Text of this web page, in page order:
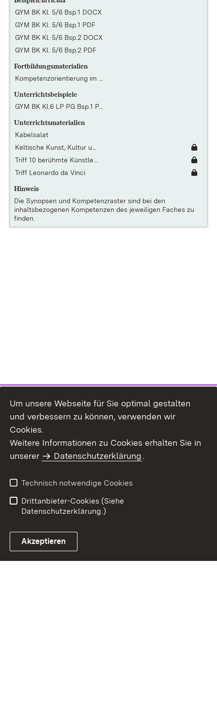
GYM BK Kl. 5/6 Bsp.1 DOCX
GYM BK Kl. 5/6 Bsp.1 PDF
GYM BK Kl. 5/6 Bsp.2 DOCX
GYM BK Kl. 5/6 Bsp.2 PDF
Fortbildungsmaterialien
Kompetenzorientierung im ...
Unterrichtsbeispiele
GYM BK Kl.6 LP PG Bsp.1 P...
Unterrichtsmaterialien
Kabelsalat
Keltische Kunst, Kultur u...
Triff 10 berühmte Künstle...
Triff Leonardo da Vinci
Hinweis
Die Synopsen und Kompetenzraster sind bei den
inhaltsbezogenen Kompetenzen des jeweiligen Faches zu
finden.
Um unsere Webseite für Sie optimal gestalten
und verbessern zu können, verwenden wir
Cookies.
Weitere Informationen zu Cookies erhalten Sie in
unserer
Datenschutzerklärung.
Technisch notwendige Cookies
Drittanbieter-Cookies (Siehe
Datenschutzerklärung.)
Akzeptieren